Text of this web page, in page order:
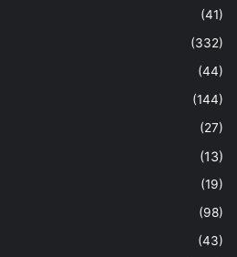
(41)
(332)
(44)
(144)
(27)
(13)
(19)
(98)
(43)